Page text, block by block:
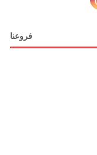
فروعنا